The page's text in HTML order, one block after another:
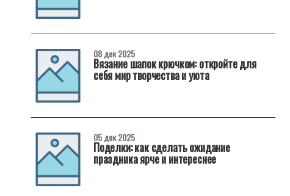
Вязание шапок крючком: откройте для
себя мир творчества и уюта
08 дек 2025
Поделки: как сделать ожидание
праздника ярче и интереснее
05 дек 2025